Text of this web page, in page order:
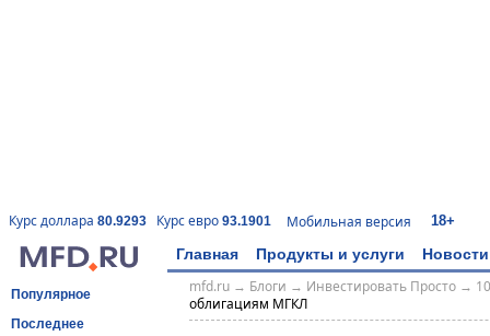
Курс доллара 80.9293 Курс евро 93.1901 Мобильная версия 18+
Главная Продукты и услуги Новости
Популярное
Последнее
mfd.ru→ Блоги → Инвестировать Просто→
облигациям МГКЛ